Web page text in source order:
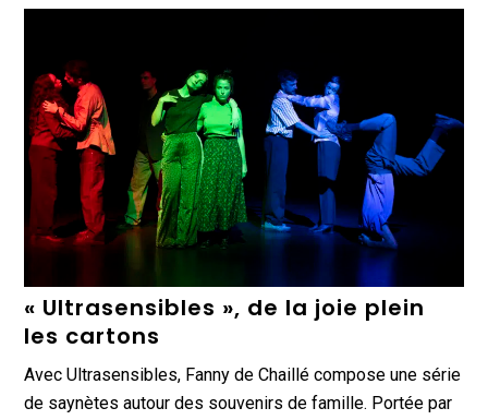
« Ultrasensibles », de la joie plein
les cartons
Avec Ultrasensibles, Fanny de Chaillé compose une série
de saynètes autour des souvenirs de famille. Portée par